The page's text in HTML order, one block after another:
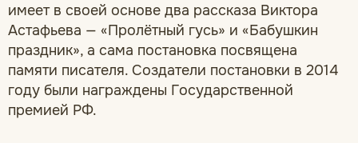
имеет в своей основе два рассказа Виктора
Астафьева — «Пролётный гусь» и «Бабушкин
праздник», а сама постановка посвящена
памяти писателя. Создатели постановки в 2014
году были награждены Государственной
премией РФ.